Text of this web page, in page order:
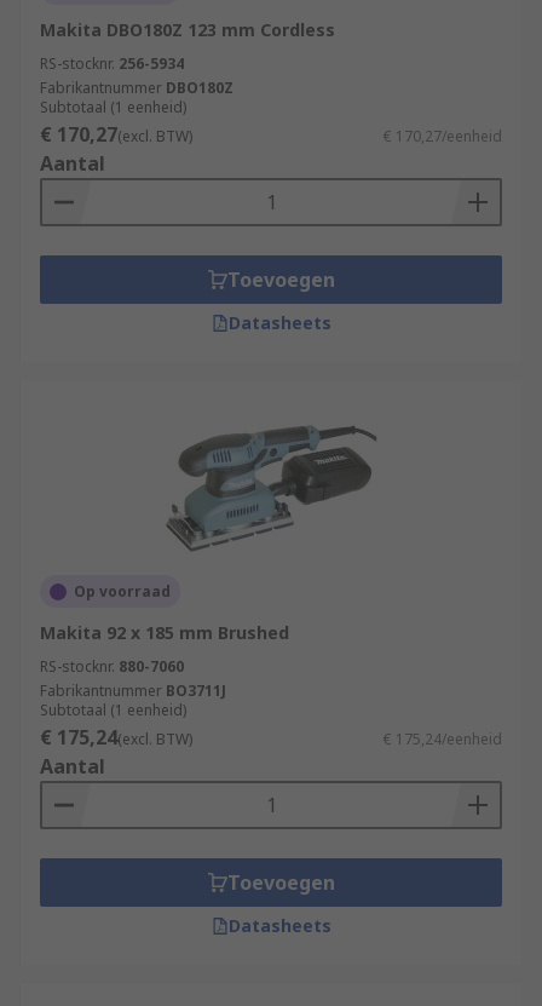
Makita DBO180Z 123 mm Cordless
RS-stocknr. 256-5934
Fabrikantnummer DBO180Z
Subtotaal (1 eenheid)
€ 170,27(excl. BTW) € 170,27/eenheid
Aantal
Toevoegen
Datasheets
Op voorraad
Makita 92 x 185 mm Brushed
RS-stocknr. 880-7060
Fabrikantnummer BO3711J
Subtotaal (1 eenheid)
€ 175,24(excl. BTW) € 175,24/eenheid
Aantal
Toevoegen
Datasheets